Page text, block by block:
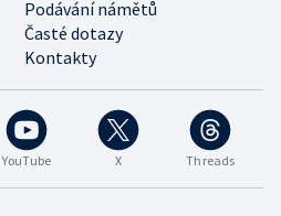
Podávání námětů
Časté dotazy
Kontakty
YouTube X Threads